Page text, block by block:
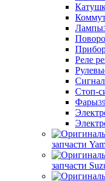
Лампы
Реле
Стоп-
Фары39
запчасти
запчасти